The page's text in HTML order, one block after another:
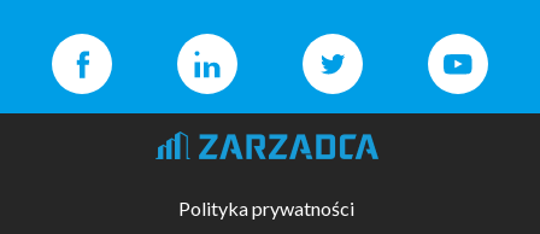
Polityka prywatności